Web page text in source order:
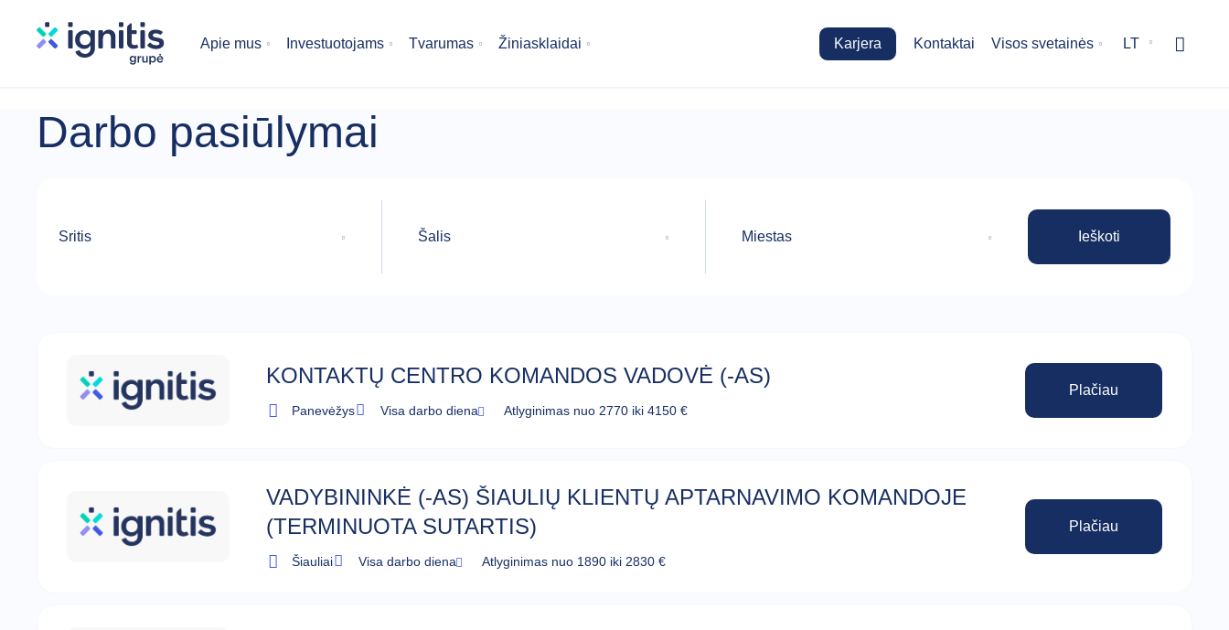
Apie mus Investuotojams Tvarumas Žiniasklaidai Karjera Kontaktai Visos svetainės LT
Darbo pasiūlymai
Sritis Šalis Miestas
KONTAKTŲ CENTRO KOMANDOS VADOVĖ (-AS)
Panevėžys Visa darbo diena Atlyginimas nuo 2770 iki 4150 €
Plačiau
VADYBININKĖ (-AS) ŠIAULIŲ KLIENTŲ APTARNAVIMO KOMANDOJE
(TERMINUOTA SUTARTIS)
Šiauliai Visa darbo diena Atlyginimas nuo 1890 iki 2830 €
Plačiau